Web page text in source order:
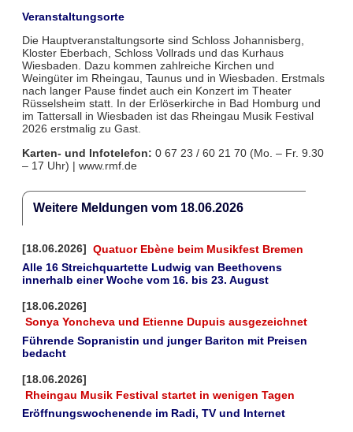
Veranstaltungsorte
Die Hauptveranstaltungsorte sind Schloss Johannisberg,
Kloster Eberbach, Schloss Vollrads und das Kurhaus
Wiesbaden. Dazu kommen zahlreiche Kirchen und
Weingüter im Rheingau, Taunus und in Wiesbaden. Erstmals
nach langer Pause findet auch ein Konzert im Theater
Rüsselsheim statt. In der Erlöserkirche in Bad Homburg und
im Tattersall in Wiesbaden ist das Rheingau Musik Festival
2026 erstmalig zu Gast.
Karten- und Infotelefon: 0 67 23 / 60 21 70 (Mo. – Fr. 9.30
– 17 Uhr) | www.rmf.de
Weitere Meldungen vom 18.06.2026
[18.06.2026] Quatuor Ebène beim Musikfest Bremen
Alle 16 Streichquartette Ludwig van Beethovens
innerhalb einer Woche vom 16. bis 23. August
[18.06.2026]
Sonya Yoncheva und Etienne Dupuis ausgezeichnet
Führende Sopranistin und junger Bariton mit Preisen
bedacht
[18.06.2026]
Rheingau Musik Festival startet in wenigen Tagen
Eröffnungswochenende im Radi, TV und Internet